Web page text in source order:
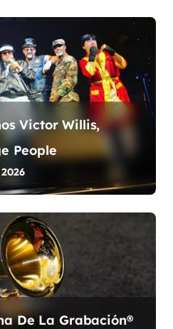
Victor Willis,
People
2026
De La Grabación®